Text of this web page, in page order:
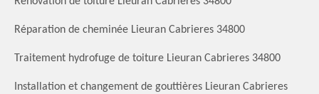
Réparation de cheminée Lieuran Cabrieres 34800
Traitement hydrofuge de toiture Lieuran Cabrieres 34800
Installation et changement de gouttières Lieuran Cabrieres